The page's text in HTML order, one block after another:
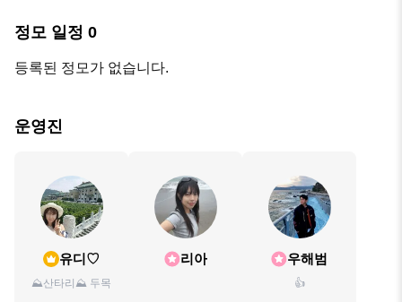
정모 일정 0
등록된 정모가 없습니다.
운영진
유디♡
⛰️산타리⛰️ 두목
리아 우해범
👍